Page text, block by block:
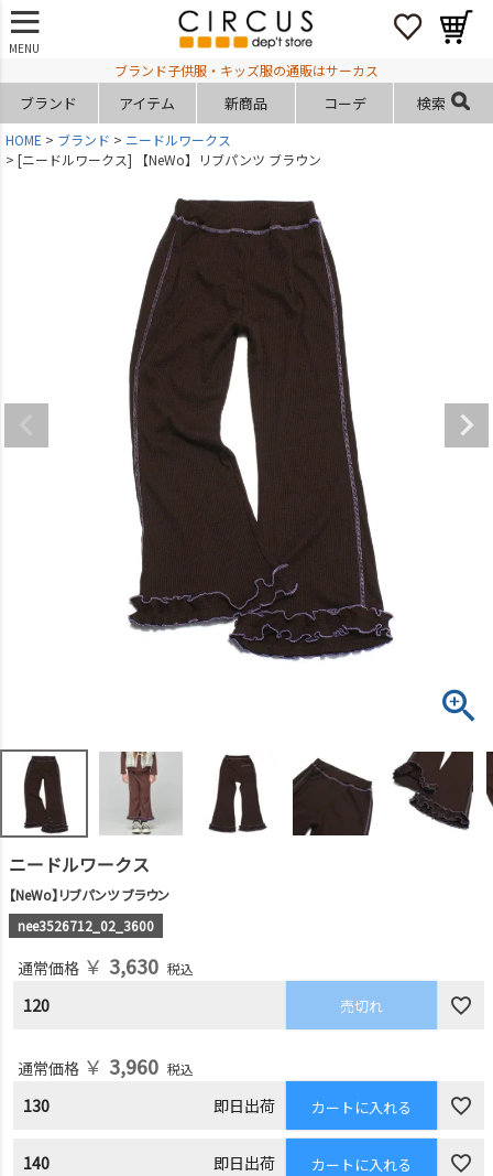
MENU
ブランド子供服・キッズ服の通販はサーカス
ブランド アイテム 新商品 コーデ 検索
HOME ブランド
ニードルワークス
[ニードルワークス] 【NeWo】リブパンツ ブラウン
ニードルワークス
【NeWo】リブパンツ ブラウン
nee3526712_02_3600
通常価格 ￥ 3,630 税込
120 売切れ
通常価格 ￥ 3,960 税込
130 即日出荷 カートに入れる
140 即日出荷 カートに入れる